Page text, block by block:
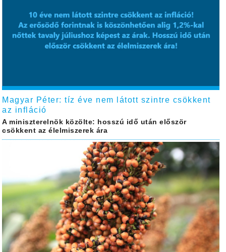
Magyar Péter: tíz éve nem látott szintre csökkent
az infláció
A miniszterelnök közölte: hosszú idő után először
csökkent az élelmiszerek ára